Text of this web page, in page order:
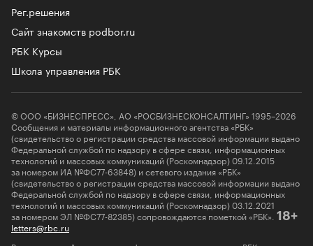
Рег.решения
Сайт знакомств podbor.ru
РБК Курсы
Школа управления РБК
© ООО «БИЗНЕСПРЕСС», АО «РОСБИЗНЕСКОНСАЛТИНГ» 1995–2026
Сообщения и материалы информационного агентства «РБК»
(свидетельство о регистрации средства массовой информации выдано
Федеральной службой по надзору в сфере связи, информационных
технологий и массовых коммуникаций (Роскомнадзор) 09.12.2015
за номером ИА №ФС77-63848) и сетевого издания «РБК»
(свидетельство о регистрации средства массовой информации выдано
Федеральной службой по надзору в сфере связи, информационных
технологий и массовых коммуникаций (Роскомнадзор) 03.12.2021
за номером ЭЛ №ФС77-82385) сопровождаются пометкой «РБК». 18+
letters@rbc.ru